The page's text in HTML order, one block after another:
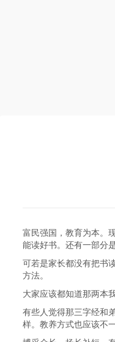
富民强国，教育为本。
能读好书。还有一部分
可若是家长都没有把书
方法。
大家应该都知道那两本
有些人觉得那三字经和
样。教养方式也应该不